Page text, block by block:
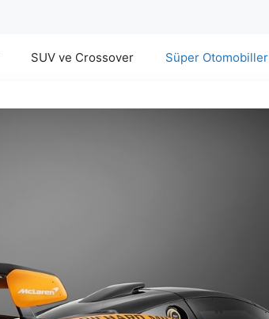
SUV ve Crossover Süper Otomobiller